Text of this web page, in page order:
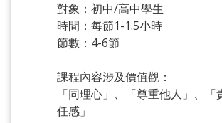
對象：初中/高中學生
時間：每節1-1.5小時
節數：4-6節
課程內容涉及價值觀：
「同理心」、「尊重他人」、「
任感」